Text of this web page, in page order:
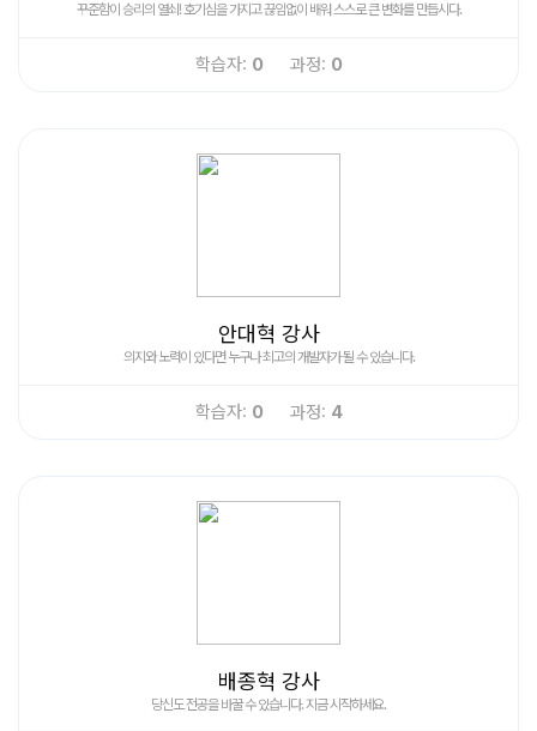
꾸준함이 승리의 열쇠! 호기심을 가지고 끊임없이 배워 스스로 큰 변화를 만듭시다.
학습자: 0 과정: 0
안대혁 강사
의지와 노력이 있다면 누구나 최고의 개발자가 될 수 있습니다.
학습자: 0 과정: 4
배종혁 강사
당신도 전공을 바꿀 수 있습니다. 지금 시작하세요.